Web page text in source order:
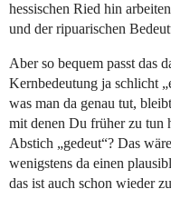
hessischen Ried hin
und der ripuarischen
Aber so bequem passt das
Kernbedeutung ja schlicht
was man da genau tut,
mit denen Du früher zu tun
Abstich „gedeut“? Das
wenigstens da einen
das ist auch schon wieder